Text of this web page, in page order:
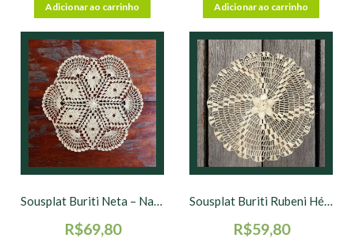
Adicionar ao carrinho Adicionar ao carrinho
Sousplat Buriti Neta – Natural – 42 cm
R$69,80
Sousplat Buriti Rubeni Hélice – Natural – 42 cm
R$59,80